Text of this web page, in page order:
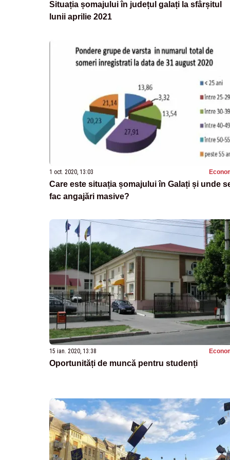
Situația șomajului în județul galați la sfârșitul
lunii aprilie 2021
1 oct. 2020, 13:03
Care este situația șomajului în Galați și unde
fac angajări masive?
15 ian. 2020, 13:38
Oportunități de muncă pentru studenți